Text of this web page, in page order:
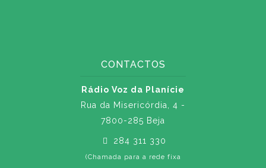
CONTACTOS
Rádio Voz da Planície
Rua da Misericórdia, 4 -
7800-285 Beja
284 311 330
(Chamada para a rede fixa